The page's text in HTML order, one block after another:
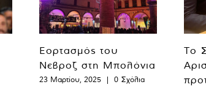
Εορτασμός του
Νεβροζ στη Μπολόνια
23 Μαρτίου, 2025 | 0 Σχόλια
Το